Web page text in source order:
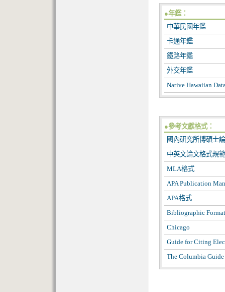
●年鑑：
中華民國年鑑
卡通年鑑
鐵路年鑑
外交年鑑
Native Hawaiian
●參考文獻格式：
國內研究所博碩士
中英文論文格式規範
MLA格式
APA Publication
APA格式
Bibliographic
Chicago
Guide for Citing
The Columbia